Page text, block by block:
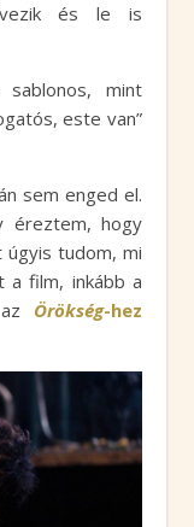
és le is
mint
este van”
sem enged el.
éreztem, hogy
úgyis tudom, mi
a film, inkább a
Örökség-hez